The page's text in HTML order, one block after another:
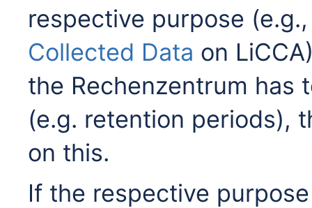
respective purpose
Collected Data on
the Rechenzentrum has
(e.g. retention periods),
on this.
If the respective